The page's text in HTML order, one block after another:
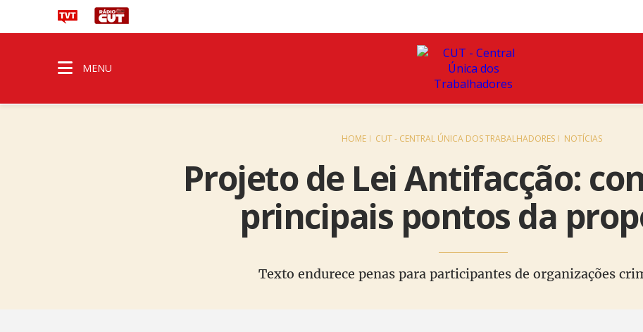
MENU
HOME CUT - CENTRAL ÚNICA DOS TRABALHADORES NOTÍCIAS
Projeto de Lei Antifacção:
principais pontos da
Texto endurece penas para participantes de organizações